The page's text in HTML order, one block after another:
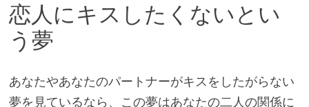
恋人にキスしたくないとい
う夢
あなたやあなたのパートナーがキスをしたがらない
夢を見ているなら、この夢はあなたの二人の関係に